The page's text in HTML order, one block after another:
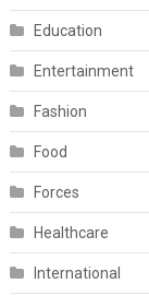
Education
Entertainment
Fashion
Food
Forces
Healthcare
International